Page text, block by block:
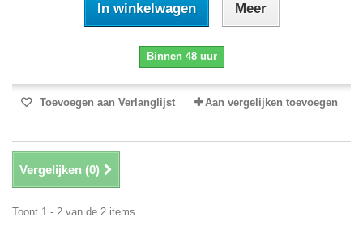
In winkelwagen Meer
Binnen 48 uur
Toevoegen aan Verlanglijst Aan vergelijken toevoegen
Vergelijken (0)
Toont 1 - 2 van de 2 items